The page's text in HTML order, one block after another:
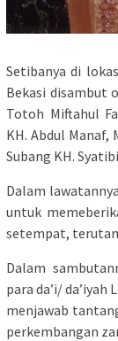
Setibanya di
Bekasi disambut
Totoh Miftahul
KH. Abdul Manaf,
Subang KH.
Dalam
untuk
setempat,
Dalam
para da’i/
menjawab
perkembangan